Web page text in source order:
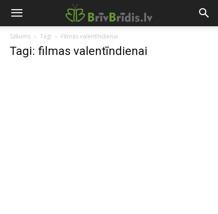
Sākums Tagi Filmas valentīndienai
Tagi: filmas valentīndienai